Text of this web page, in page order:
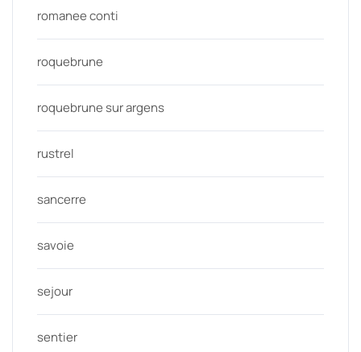
romanee conti
roquebrune
roquebrune sur argens
rustrel
sancerre
savoie
sejour
sentier